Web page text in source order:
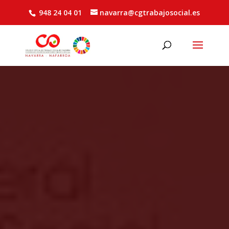
948 24 04 01 navarra@cgtrabajosocial.es